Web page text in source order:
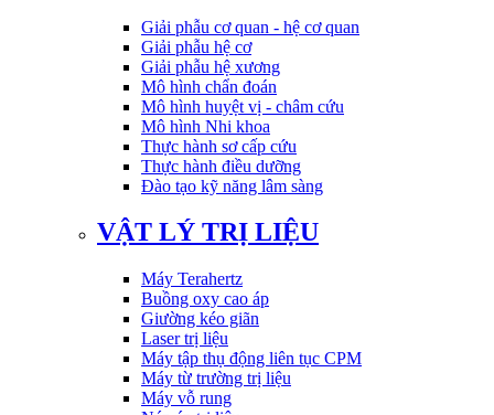
Giải phẫu cơ quan - hệ cơ quan
Giải phẫu hệ cơ
Giải phẫu hệ xương
Mô hình chẩn đoán
Mô hình huyệt vị - châm cứu
Mô hình Nhi khoa
Thực hành sơ cấp cứu
Thực hành điều dưỡng
Đào tạo kỹ năng lâm sàng
VẬT LÝ TRỊ LIỆU
Máy Terahertz
Buồng oxy cao áp
Giường kéo giãn
Laser trị liệu
Máy tập thụ động liên tục CPM
Máy từ trường trị liệu
Máy vỗ rung